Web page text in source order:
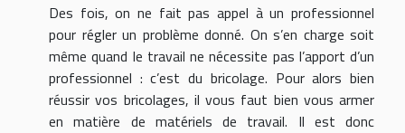
Des fois, on ne fait pas appel à un professionnel
pour régler un problème donné. On s’en charge soit
même quand le travail ne nécessite pas l’apport d’un
professionnel : c’est du bricolage. Pour alors bien
réussir vos bricolages, il vous faut bien vous armer
en matière de matériels de travail. Il est donc